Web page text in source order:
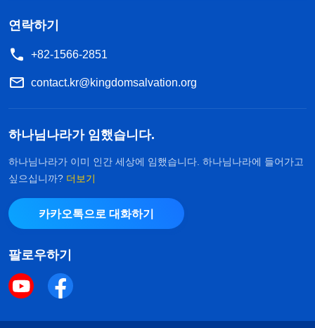
연락하기
+82-1566-2851
contact.kr@kingdomsalvation.org
하나님나라가 임했습니다.
하나님나라가 이미 인간 세상에 임했습니다. 하나님나라에 들어가고
싶으십니까? 더보기
카카오톡으로 대화하기
팔로우하기